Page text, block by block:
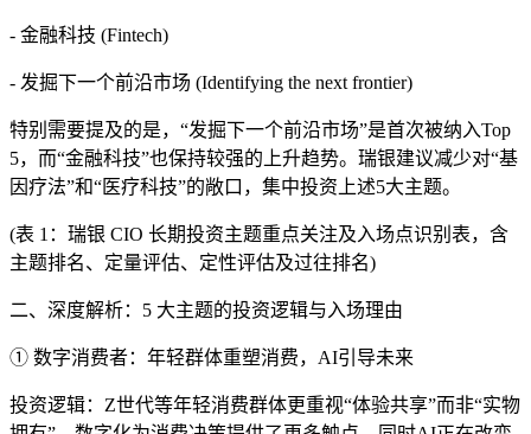
- 金融科技 (Fintech)
- 发掘下一个前沿市场 (Identifying the next frontier)
特别需要提及的是，“发掘下一个前沿市场”是首次被纳入Top
5，而“金融科技”也保持较强的上升趋势。瑞银建议减少对“基
因疗法”和“医疗科技”的敞口，集中投资上述5大主题。
(表 1：瑞银 CIO 长期投资主题重点关注及入场点识别表，含
主题排名、定量评估、定性评估及过往排名)
二、深度解析：5 大主题的投资逻辑与入场理由
① 数字消费者：年轻群体重塑消费，AI引导未来
投资逻辑：Z世代等年轻消费群体更重视“体验共享”而非“实物